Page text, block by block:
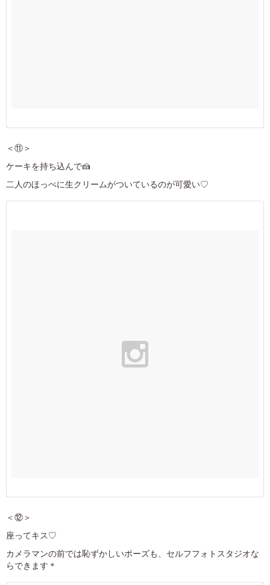
＜⑪＞
ケーキを持ち込んで🍰
二人のほっぺに生クリームがついているのが可愛い♡
＜⑫＞
座ってキス♡
カメラマンの前では恥ずかしいポーズも、セルフフォトスタジオな
らできます＊